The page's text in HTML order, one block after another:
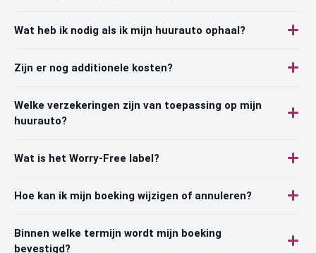
Wat heb ik nodig als ik mijn huurauto ophaal?
Zijn er nog additionele kosten?
Welke verzekeringen zijn van toepassing op mijn
huurauto?
Wat is het Worry-Free label?
Hoe kan ik mijn boeking wijzigen of annuleren?
Binnen welke termijn wordt mijn boeking
bevestigd?